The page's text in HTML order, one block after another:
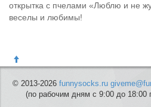
открытка с пчелами «Люблю и не
веселы и любимы!
© 2013-2026 funnysocks.ru
(по рабочим дням с 9:00 до 18:00